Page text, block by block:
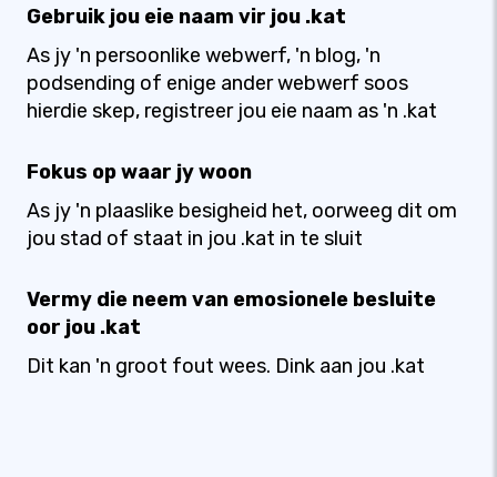
Gebruik jou eie naam vir jou .kat
As jy 'n persoonlike webwerf, 'n blog, 'n
podsending of enige ander webwerf soos
hierdie skep, registreer jou eie naam as 'n .kat
Fokus op waar jy woon
As jy 'n plaaslike besigheid het, oorweeg dit om
jou stad of staat in jou .kat in te sluit
Vermy die neem van emosionele besluite
oor jou .kat
Dit kan 'n groot fout wees. Dink aan jou .kat